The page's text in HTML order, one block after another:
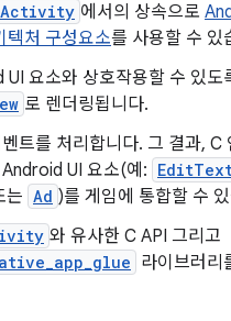
에서의 상속으로
처 구성요소를 사용할 수 있
UI 요소와 상호작용할 수 있도
로 렌더링됩니다.
트를 처리합니다. 그 결과, C
UI 요소(예:
는 Ad )를 게임에 통합할 수
와 유사한 C API 그리고
라이브러리